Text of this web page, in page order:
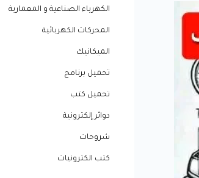
الكهرباء الصناعية و المعمارية
المحركات الكهربائية
الميكانيك
تحميل برنامج
تحميل كتب
دوائر إلكترونية
شروحات
كتب الكترونيات